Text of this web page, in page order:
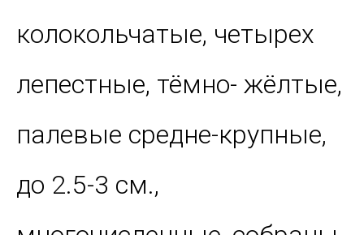
колокольчатые, четырех
лепестные, тёмно- жёлтые,
палевые средне-крупные,
до 2.5-3 см.,